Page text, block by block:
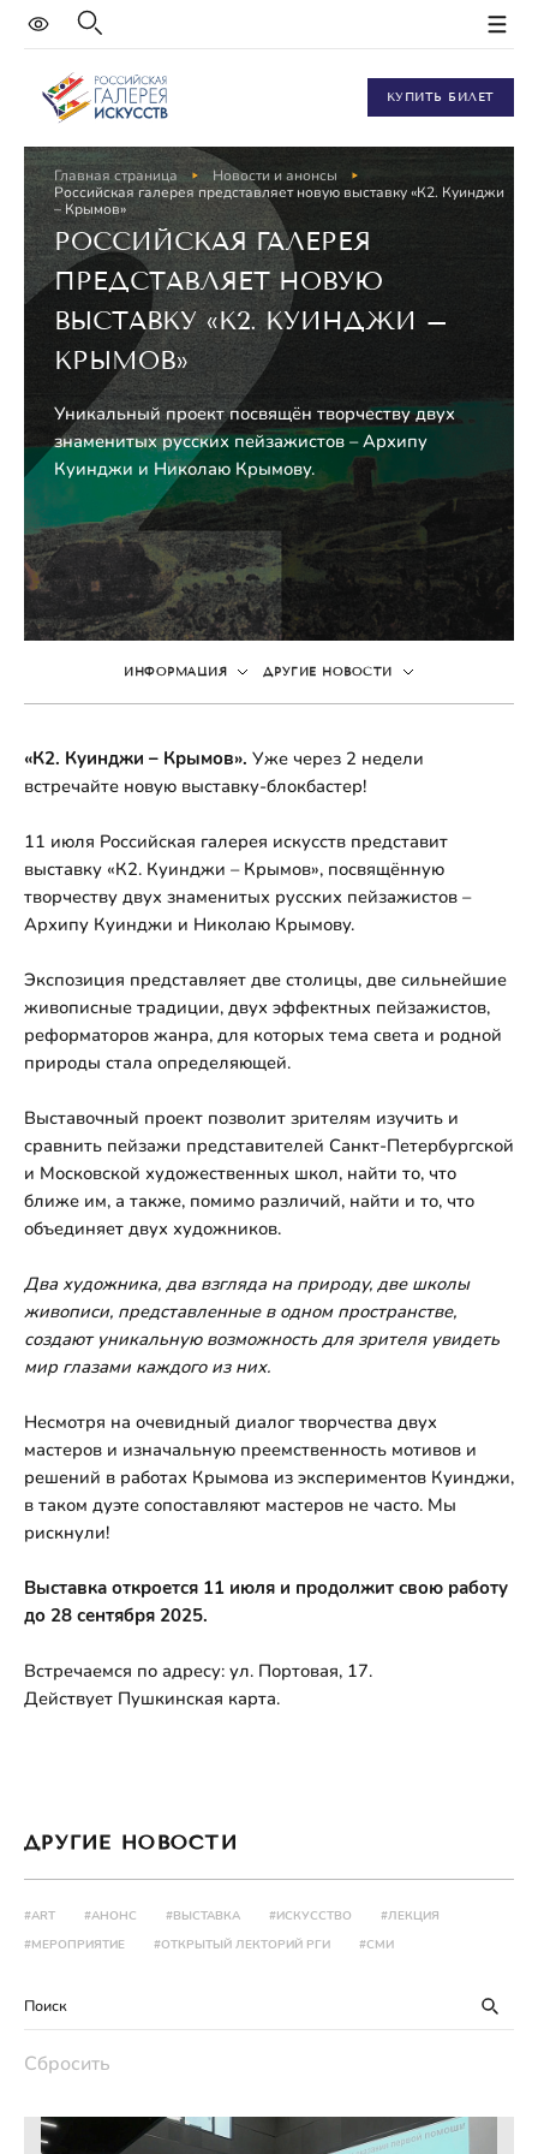
КУПИТЬ БИЛЕТ
Главная страница
Новости и анонсы
Российская галерея представляет новую выставку «К2. Куинджи
– Крымов»
РОССИЙСКАЯ ГАЛЕРЕЯ
ПРЕДСТАВЛЯЕТ НОВУЮ
ВЫСТАВКУ «К2. КУИНДЖИ –
КРЫМОВ»
Уникальный проект посвящён творчеству двух
знаменитых русских пейзажистов – Архипу
Куинджи и Николаю Крымову.
ИНФОРМАЦИЯ ДРУГИЕ НОВОСТИ
«К2. Куинджи – Крымов». Уже через 2 недели
встречайте новую выставку-блокбастер!
11 июля Российская галерея искусств представит
выставку «К2. Куинджи – Крымов», посвящённую
творчеству двух знаменитых русских пейзажистов –
Архипу Куинджи и Николаю Крымову.
Экспозиция представляет две столицы, две сильнейшие
живописные традиции, двух эффектных пейзажистов,
реформаторов жанра, для которых тема света и родной
природы стала определяющей.
Выставочный проект позволит зрителям изучить и
сравнить пейзажи представителей Санкт-Петербургской
и Московской художественных школ, найти то, что
ближе им, а также, помимо различий, найти и то, что
объединяет двух художников.
Два художника, два взгляда на природу, две школы
живописи, представленные в одном пространстве,
создают уникальную возможность для зрителя увидеть
мир глазами каждого из них.
Несмотря на очевидный диалог творчества двух
мастеров и изначальную преемственность мотивов и
решений в работах Крымова из экспериментов Куинджи,
в таком дуэте сопоставляют мастеров не часто. Мы
рискнули!
Выставка откроется 11 июля и продолжит свою работу
до 28 сентября 2025.
Встречаемся по адресу: ул. Портовая, 17.
Действует Пушкинская карта.
ДРУГИЕ НОВОСТИ
#ART #АНОНС #ВЫСТАВКА #ИСКУССТВО
#ЛЕКЦИЯ
#МЕРОПРИЯТИЕ
#ОТКРЫТЫЙ ЛЕКТОРИЙ РГИ #СМИ
Сбросить